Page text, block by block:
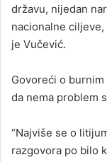
državu, nijedan
nacionalne
je Vučević.
Govoreći o
da nema problem
“Najviše se o
razgovora po bilo